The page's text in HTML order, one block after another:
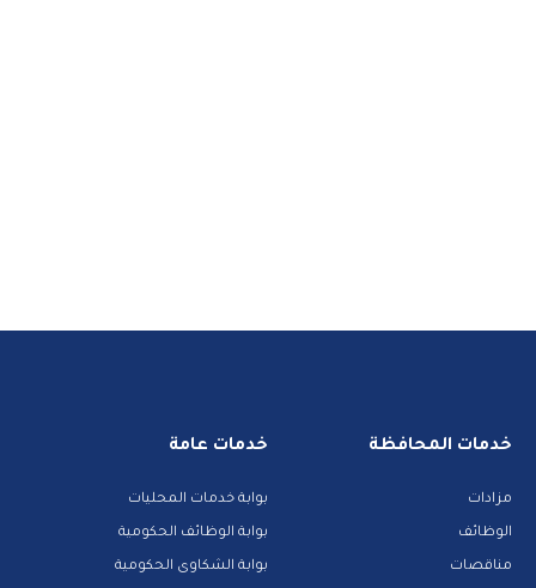
خدمات المحافظة
مزادات
الوظائف
مناقصات
خدمات عامة
بوابة خدمات المحليات
بوابة الوظائف الحكومية
بوابة الشكاوى الحكومية